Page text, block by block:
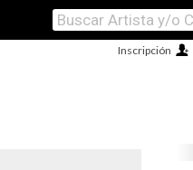
Inscripción